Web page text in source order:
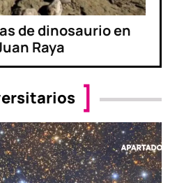
de dinosaurio en
Raya